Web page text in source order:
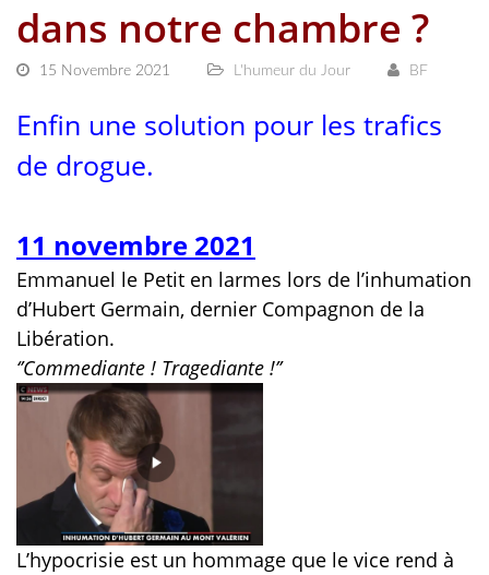
dans notre chambre ?
15 Novembre 2021 L'humeur du Jour BF
Enfin une solution pour les trafics
de drogue.
11 novembre 2021
Emmanuel le Petit en larmes lors de l’inhumation
d’Hubert Germain, dernier Compagnon de la
Libération.
‘’Commediante ! Tragediante !’’
L’hypocrisie est un hommage que le vice rend à